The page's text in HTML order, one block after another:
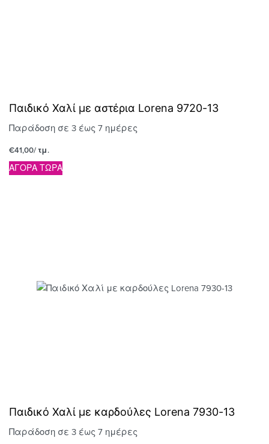
Παιδικό Χαλί με αστέρια Lorena 9720-13
Παράδοση σε 3 έως 7 ημέρες
€41,00/ τμ.
ΑΓΟΡΑ ΤΩΡΑ
Παιδικό Χαλί με καρδούλες Lorena 7930-13
Παράδοση σε 3 έως 7 ημέρες